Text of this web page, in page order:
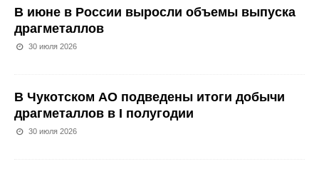
В июне в России выросли объемы выпуска
драгметаллов
30 июля 2026
В Чукотском АО подведены итоги добычи
драгметаллов в I полугодии
30 июля 2026